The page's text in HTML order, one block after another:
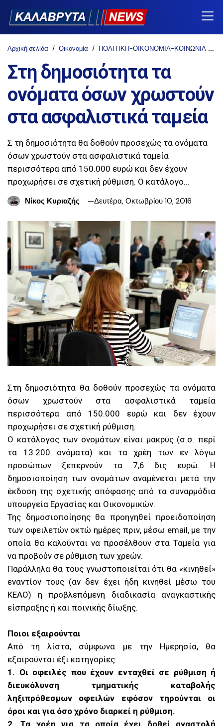
Αρχική σελίδα Οικονομία ΠΟΛΙΤΙΚΗ-ΟΙΚΟΝΟΜΙΑ-ΚΟΙΝΩΝΙΑ
Στη δημοσιότητα τα
ονόματα όσων χρωστούν
στα ασφαλιστικά ταμεία
Σ τη δημοσιότητα θα δοθούν προσεχώς τα ονόματα
όσων χρωστούν στα ασφαλιστικά ταμεία
περισσότερα από 150.000 ευρώ και δεν έχουν
προχωρήσει σε σχετική ρύθμιση. Ο κατάλογο…
Νίκος Κυριαζής
Δευτέρα, Οκτωβρίου 10, 2016
Στη δημοσιότητα θα δοθούν προσεχώς τα ονόματα
όσων χρωστούν στα ασφαλιστικά ταμεία
περισσότερα από 150.000 ευρώ και δεν έχουν
προχωρήσει σε σχετική ρύθμιση.
Ο κατάλογος των ονομάτων είναι μακρύς (σ.σ. περί
τα 13.200 ονόματα) και τα χρέη των εν λόγω
προσώπων ξεπερνούν τα 7,6 δις ευρώ. Η
δημοσιοποίηση των ονομάτων αναμένεται μετά την
έκδοση της σχετικής απόφασης από τα συναρμόδια
υπουργεία Εργασίας και Οικονομικών.
Της δημοσιοποίησης θα προηγηθεί προειδοποίηση
των οφειλετών οκτώ ημέρες πριν, μέσω email, με την
οποία θα καλούνται να προσέλθουν στα Ταμεία για
να προβούν σε ρύθμιση των χρεών.
Παράλληλα θα τους γνωστοποιείται ότι θα «κινηθεί»
εναντίον τους (αν δεν έχει ήδη κινηθεί μέσω του
ΚΕΑΟ) η προβλεπόμενη διαδικασία αναγκαστικής
είσπραξης ή και ποινικής δίωξης.
Ποιοι εξαιρούνται
Από τη λίστα, σύμφωνα με την Ημερησία, θα
εξαιρούνται έξι κατηγορίες:
1. Οι οφειλές που έχουν ενταχθεί σε ρύθμιση ή
διευκόλυνση τμηματικής καταβολής
ληξιπρόθεσμων οφειλών εφόσον τηρούνται οι
όροι και για όσο χρόνο διαρκεί η ρύθμιση.